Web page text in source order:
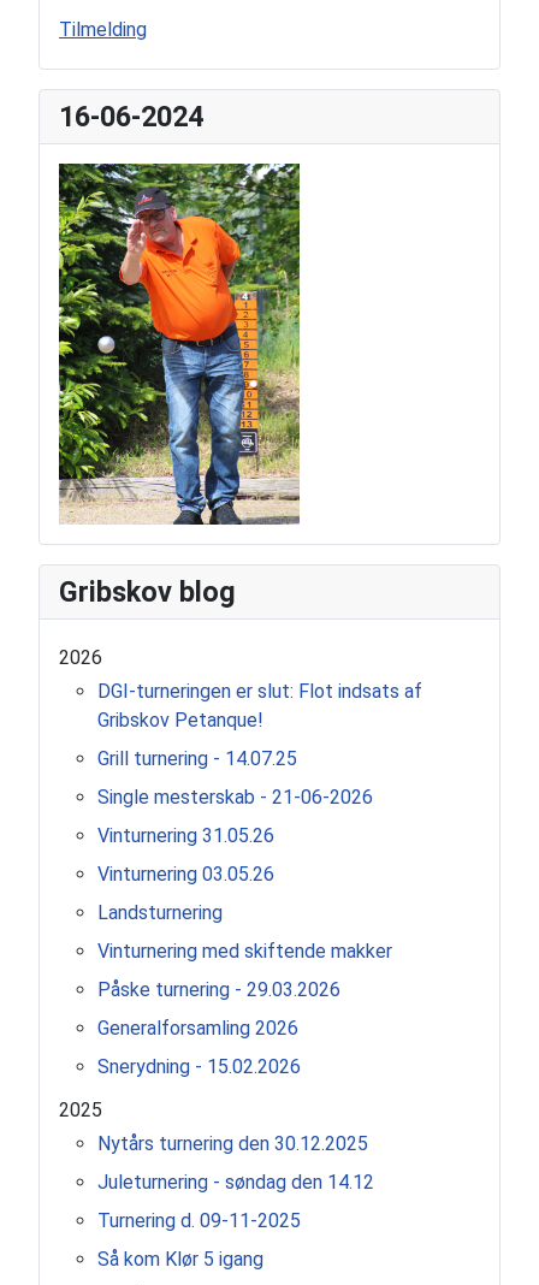
Tilmelding
16-06-2024
Gribskov blog
2026
DGI-turneringen er slut: Flot indsats af
Gribskov Petanque!
Grill turnering - 14.07.25
Single mesterskab - 21-06-2026
Vinturnering 31.05.26
Vinturnering 03.05.26
Landsturnering
Vinturnering med skiftende makker
Påske turnering - 29.03.2026
Generalforsamling 2026
Snerydning - 15.02.2026
2025
Nytårs turnering den 30.12.2025
Juleturnering - søndag den 14.12
Turnering d. 09-11-2025
Så kom Klør 5 igang